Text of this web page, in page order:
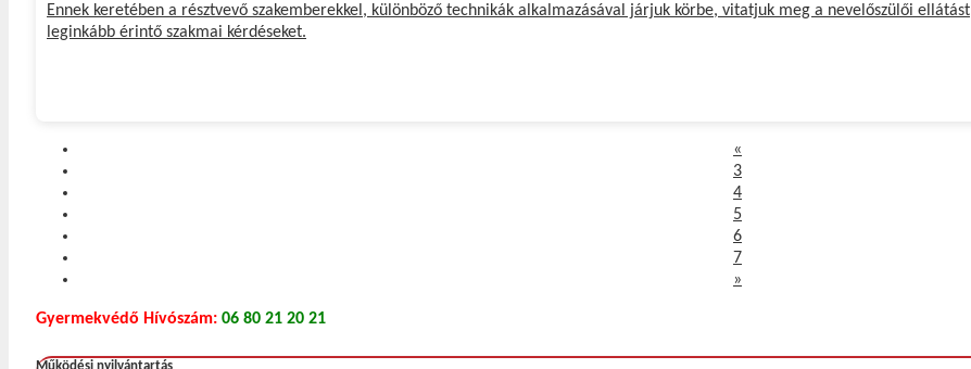
Ennek keretében a résztvevő szakemberekkel, különböző technikák alkalmazásával járjuk körbe, vitatjuk meg a nevelőszülői ellátást
leginkább érintő szakmai kérdéseket.
«
3
4
5
6
7
»
Gyermekvédő Hívószám: 06 80 21 20 21